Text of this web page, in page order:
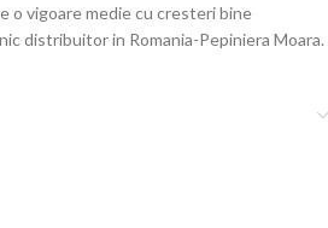
o vigoare medie cu cresteri bine
distribuitor in Romania-Pepiniera Moara.